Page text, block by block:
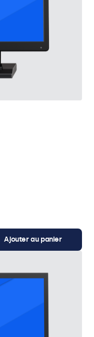
Ajouter au panier